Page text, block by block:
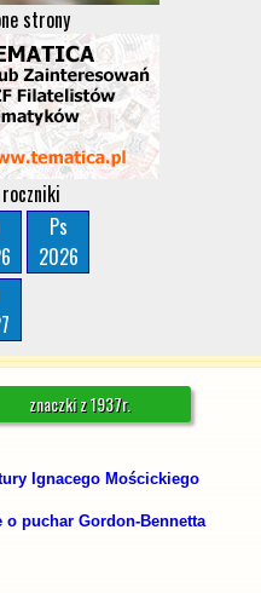
strony
Ps
2026
znaczki z 1937r.
Ignacego Mościckiego
o puchar Gordon-Bennetta